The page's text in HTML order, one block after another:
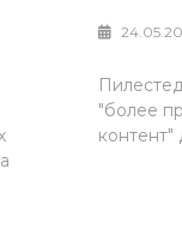
"более
контент"